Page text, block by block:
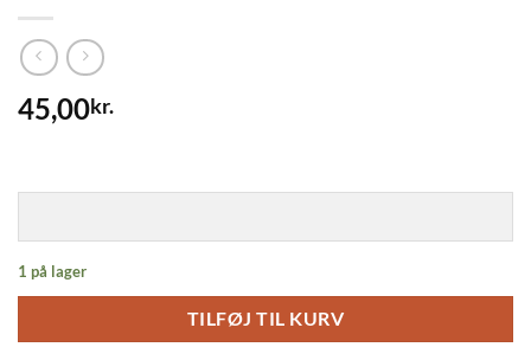
45,00kr.
1 på lager
TILFØJ TIL KURV